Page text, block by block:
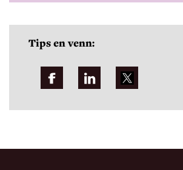
Tips en venn: